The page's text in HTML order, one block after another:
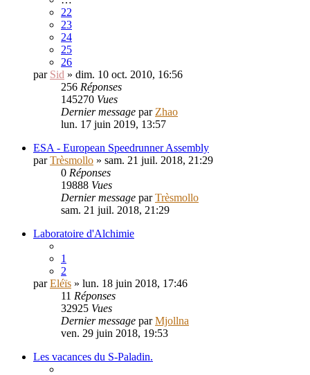
22
23
24
25
26
par Sid » dim. 10 oct. 2010, 16:56
256 Réponses
145270 Vues
Dernier message par Zhao
lun. 17 juin 2019, 13:57
ESA - European Speedrunner Assembly
parTrèsmollo » sam. 21 juil. 2018, 21:29
0 Réponses
19888 Vues
Dernier message parTrèsmollo
sam. 21 juil. 2018, 21:29
Laboratoire d'Alchimie
1
2
parEléïs » lun. 18 juin 2018, 17:46
11 Réponses
32925 Vues
Dernier message parMjollna
ven. 29 juin 2018, 19:53
Les vacances du S-Paladin.